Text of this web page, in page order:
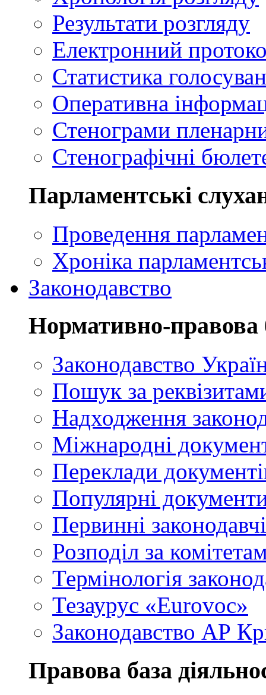
Результати розгляду
Електронний
Статистика
Оперативна
Стенограми
Стенографічні
Парламентські
Проведення
Хроніка
Законодавство
Нормативно-правова
Законодавство
Пошук за
Надходження
Міжнародні
Переклади
Популярні
Первинні
Розподіл за
Термінологія
Тезаурус «Eurovoc»
Законодавство АР
Правова база